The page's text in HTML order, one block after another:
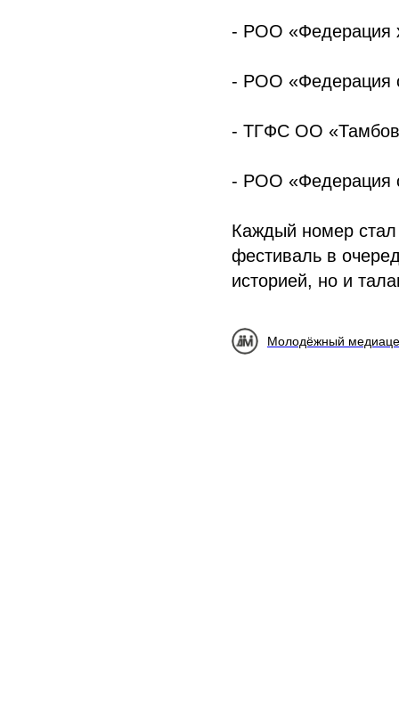
- РОО «Федерация
- РОО «Федерация
- ТГФС ОО
- РОО «Федерация
Каждый номер стал
фестиваль в
историей, но и
Молодёжный